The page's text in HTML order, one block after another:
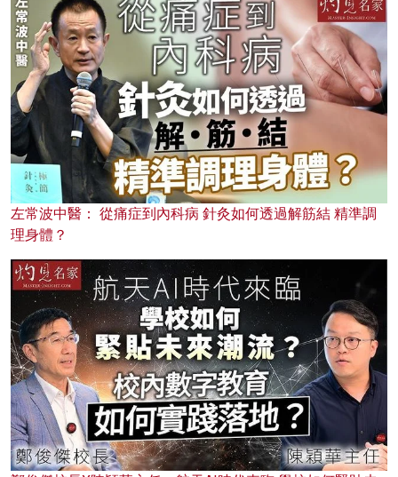
左常波中醫： 從痛症到內科病 針灸如何透過解筋結 精準調
理身體？